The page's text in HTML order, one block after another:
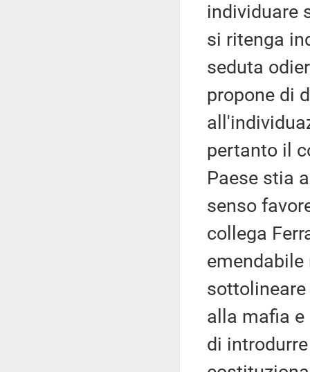
individuare
si ritenga
seduta
propone di
pertanto il
Paese stia
senso
collega
emendabile
alla mafia e
di